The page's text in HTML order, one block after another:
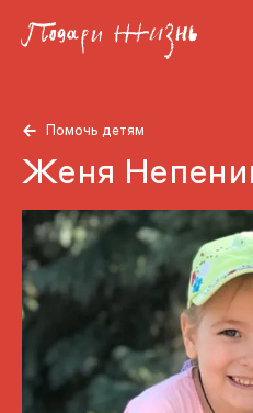
Помочь детям
Женя